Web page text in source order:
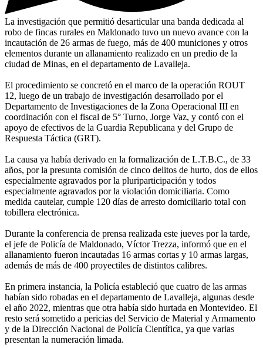
La investigación que permitió desarticular una banda dedicada al
robo de fincas rurales en Maldonado tuvo un nuevo avance con la
incautación de 26 armas de fuego, más de 400 municiones y otros
elementos durante un allanamiento realizado en un predio de la
ciudad de Minas, en el departamento de Lavalleja.
El procedimiento se concretó en el marco de la operación ROUT
12, luego de un trabajo de investigación desarrollado por el
Departamento de Investigaciones de la Zona Operacional III en
coordinación con el fiscal de 5° Turno, Jorge Vaz, y contó con el
apoyo de efectivos de la Guardia Republicana y del Grupo de
Respuesta Táctica (GRT).
La causa ya había derivado en la formalización de L.T.B.C., de 33
años, por la presunta comisión de cinco delitos de hurto, dos de ellos
especialmente agravados por la pluriparticipación y todos
especialmente agravados por la violación domiciliaria. Como
medida cautelar, cumple 120 días de arresto domiciliario total con
tobillera electrónica.
Durante la conferencia de prensa realizada este jueves por la tarde,
el jefe de Policía de Maldonado, Víctor Trezza, informó que en el
allanamiento fueron incautadas 16 armas cortas y 10 armas largas,
además de más de 400 proyectiles de distintos calibres.
En primera instancia, la Policía estableció que cuatro de las armas
habían sido robadas en el departamento de Lavalleja, algunas desde
el año 2022, mientras que otra había sido hurtada en Montevideo. El
resto será sometido a pericias del Servicio de Material y Armamento
y de la Dirección Nacional de Policía Científica, ya que varias
presentan la numeración limada.